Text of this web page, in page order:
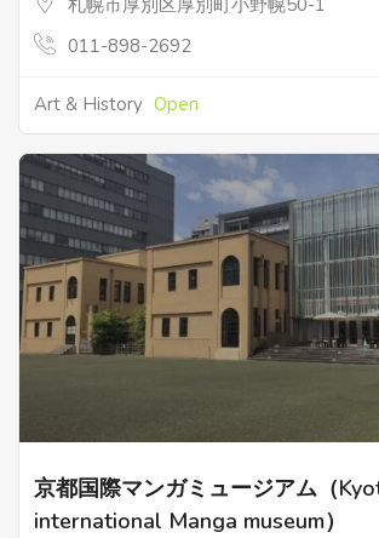
札幌市厚別区厚別町小野幌50-1
011-898-2692
Art & History Open
京都国際マンガミュージアム（
international Manga museum）